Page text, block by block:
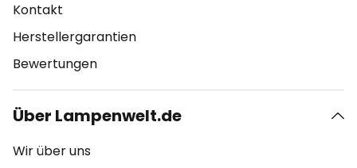
Kontakt
Herstellergarantien
Bewertungen
Über Lampenwelt.de
Wir über uns